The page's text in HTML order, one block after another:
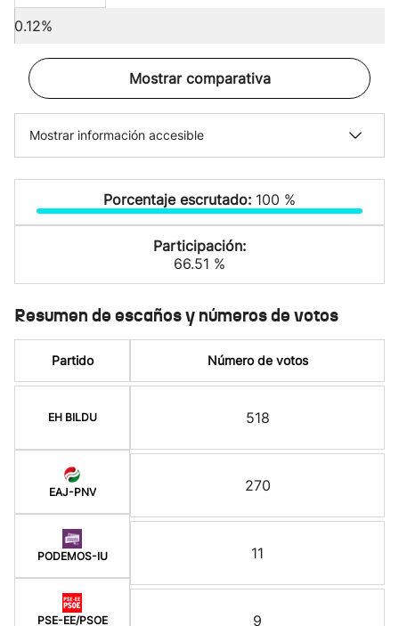
0.12%
Mostrar comparativa
Mostrar información accesible
Porcentaje escrutado: 100 %
Participación:
66.51 %
Resumen de escaños y números de votos
Partido
EH BILDU
EAJ-PNV
PODEMOS-IU
PSE-EE/PSOE
Número de votos
518
270
11
9